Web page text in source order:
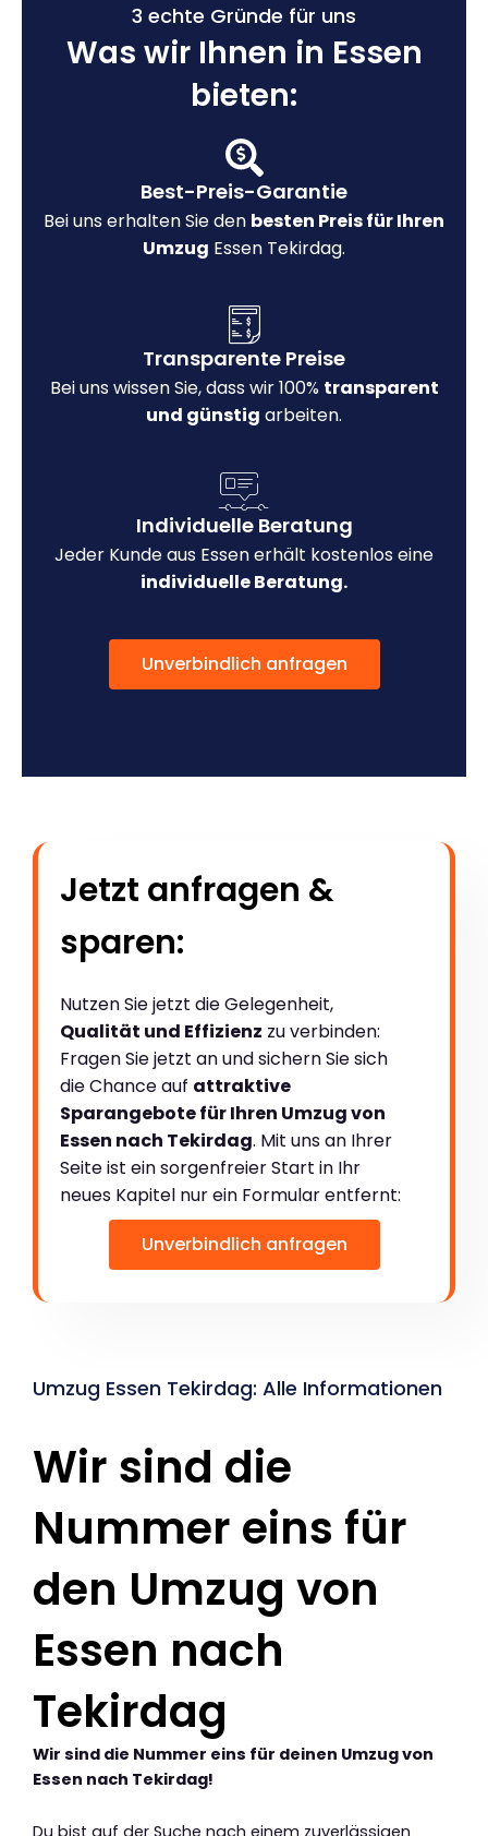
3 echte Gründe für uns
Was wir Ihnen in Essen
bieten:
Best-Preis-Garantie
Bei uns erhalten Sie den besten Preis für Ihren
Umzug Essen Tekirdag.
Transparente Preise
Bei uns wissen Sie, dass wir 100% transparent
und günstig arbeiten.
Individuelle Beratung
Jeder Kunde aus Essen erhält kostenlos eine
individuelle Beratung.
Unverbindlich anfragen
Jetzt anfragen &
sparen:
Nutzen Sie jetzt die Gelegenheit,
Qualität und Effizienz zu verbinden:
Fragen Sie jetzt an und sichern Sie sich
die Chance auf attraktive
Sparangebote für Ihren Umzug von
Essen nach Tekirdag. Mit uns an Ihrer
Seite ist ein sorgenfreier Start in Ihr
neues Kapitel nur ein Formular entfernt:
Unverbindlich anfragen
Umzug Essen Tekirdag: Alle Informationen
Wir sind die
Nummer eins für
den Umzug von
Essen nach
Tekirdag
Wir sind die Nummer eins für deinen Umzug von
Essen nach Tekirdag!